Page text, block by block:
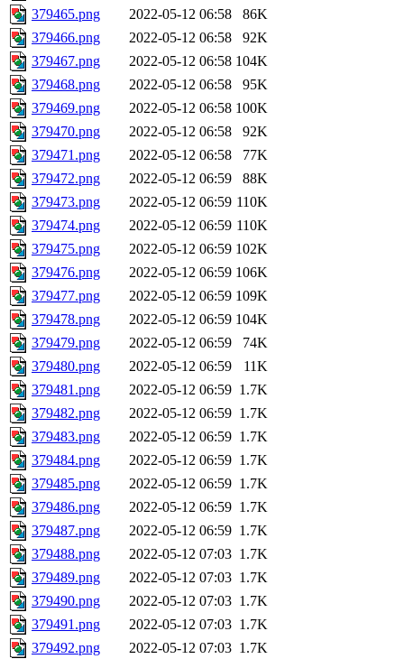
379465.png
2022-05-12 06:58
86K
379466.png
2022-05-12 06:58
92K
379467.png
2022-05-12 06:58 104K
379468.png
2022-05-12 06:58
95K
379469.png
2022-05-12 06:58 100K
379470.png
2022-05-12 06:58
92K
379471.png
2022-05-12 06:58
77K
379472.png
2022-05-12 06:59
88K
379473.png
2022-05-12 06:59 110K
379474.png
2022-05-12 06:59 110K
379475.png
2022-05-12 06:59 102K
379476.png
2022-05-12 06:59 106K
379477.png
2022-05-12 06:59 109K
379478.png
2022-05-12 06:59 104K
379479.png
2022-05-12 06:59
74K
379480.png
2022-05-12 06:59
11K
379481.png
2022-05-12 06:59 1.7K
379482.png
2022-05-12 06:59 1.7K
379483.png
2022-05-12 06:59 1.7K
379484.png
2022-05-12 06:59 1.7K
379485.png
2022-05-12 06:59 1.7K
379486.png
2022-05-12 06:59 1.7K
379487.png
2022-05-12 06:59 1.7K
379488.png
2022-05-12 07:03 1.7K
379489.png
2022-05-12 07:03 1.7K
379490.png
2022-05-12 07:03 1.7K
379491.png
2022-05-12 07:03 1.7K
379492.png
2022-05-12 07:03 1.7K